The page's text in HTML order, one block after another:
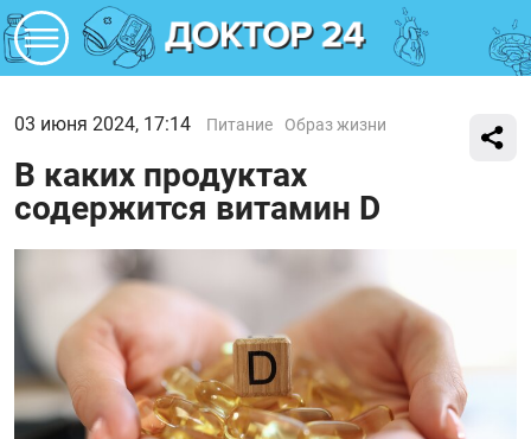
03 июня 2024, 17:14 Питание Образ жизни
В каких продуктах
содержится витамин D